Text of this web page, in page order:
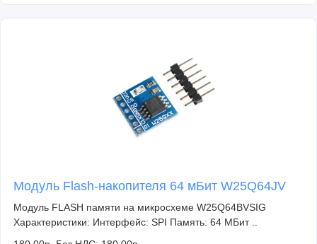
Модуль Flash-накопителя 64 мБит W25Q64JV
Модуль FLASH памяти на микросхеме W25Q64BVSIG
Характеристики: Интерфейс: SPI Память: 64 МБит ..